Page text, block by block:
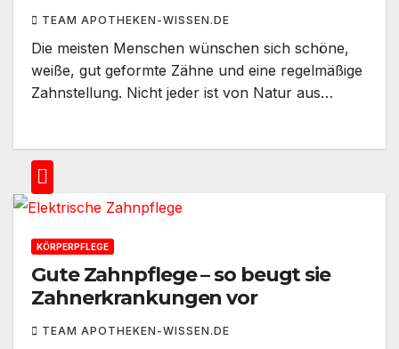
TEAM APOTHEKEN-WISSEN.DE
Die meisten Menschen wünschen sich schöne,
weiße, gut geformte Zähne und eine regelmäßige
Zahnstellung. Nicht jeder ist von Natur aus…
KÖRPERPFLEGE
Gute Zahnpflege – so beugt sie
Zahnerkrankungen vor
TEAM APOTHEKEN-WISSEN.DE